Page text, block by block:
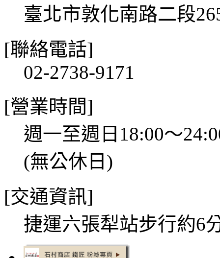
臺北市敦化南路二段
[聯絡電話]
02-2738-9171
[營業時間]
週一至週日18:00～
(無公休日)
[交通資訊]
捷運六張犁站步行約6